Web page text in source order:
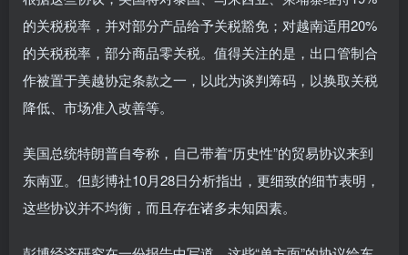
的关税税率，并对部分产品给予关税豁免；对越南适用20%
的关税税率，部分商品零关税。值得关注的是，出口管制合
作被置于美越协定条款之一，以此为谈判筹码，以换取关税
降低、市场准入改善等。
美国总统特朗普自夸称，自己带着“历史性”的贸易协议来到
东南亚。但彭博社10月28日分析指出，更细致的细节表明，
这些协议并不均衡，而且存在诸多未知因素。